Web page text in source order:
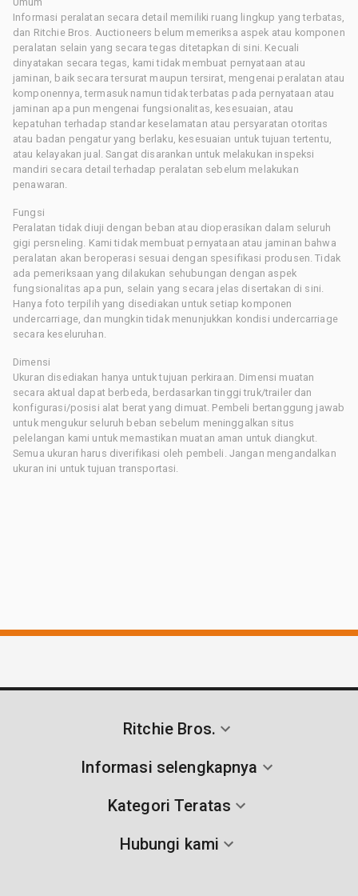
Informasi peralatan secara detail memiliki ruang lingkup yang terbatas,
dan Ritchie Bros. Auctioneers belum memeriksa aspek atau komponen
peralatan selain yang secara tegas ditetapkan di sini. Kecuali
dinyatakan secara tegas, kami tidak membuat pernyataan atau
jaminan, baik secara tersurat maupun tersirat, mengenai peralatan atau
komponennya, termasuk namun tidak terbatas pada pernyataan atau
jaminan apa pun mengenai fungsionalitas, kesesuaian, atau
kepatuhan terhadap standar keselamatan atau persyaratan otoritas
atau badan pengatur yang berlaku, kesesuaian untuk tujuan tertentu,
atau kelayakan jual. Sangat disarankan untuk melakukan inspeksi
mandiri secara detail terhadap peralatan sebelum melakukan
penawaran.
Fungsi
Peralatan tidak diuji dengan beban atau dioperasikan dalam seluruh
gigi persneling. Kami tidak membuat pernyataan atau jaminan bahwa
peralatan akan beroperasi sesuai dengan spesifikasi produsen. Tidak
ada pemeriksaan yang dilakukan sehubungan dengan aspek
fungsionalitas apa pun, selain yang secara jelas disertakan di sini.
Hanya foto terpilih yang disediakan untuk setiap komponen
undercarriage, dan mungkin tidak menunjukkan kondisi undercarriage
secara keseluruhan.
Dimensi
Ukuran disediakan hanya untuk tujuan perkiraan. Dimensi muatan
secara aktual dapat berbeda, berdasarkan tinggi truk/trailer dan
konfigurasi/posisi alat berat yang dimuat. Pembeli bertanggung jawab
untuk mengukur seluruh beban sebelum meninggalkan situs
pelelangan kami untuk memastikan muatan aman untuk diangkut.
Semua ukuran harus diverifikasi oleh pembeli. Jangan mengandalkan
ukuran ini untuk tujuan transportasi.
Ritchie Bros.
Informasi selengkapnya
Kategori Teratas
Hubungi kami